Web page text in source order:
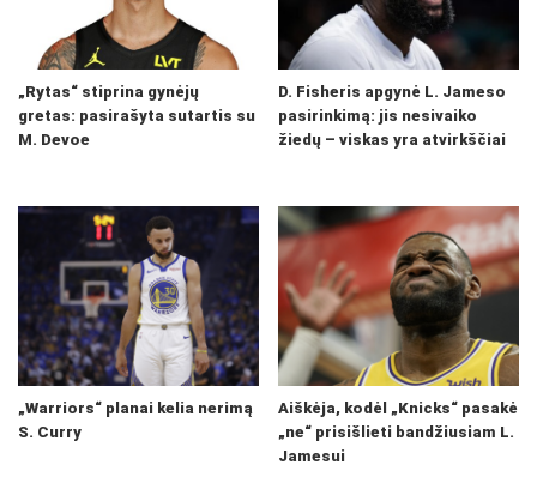
„Rytas“ stiprina gynėjų
gretas: pasirašyta sutartis su
M. Devoe
D. Fisheris apgynė L. Jameso
pasirinkimą: jis nesivaiko
žiedų – viskas yra atvirkščiai
„Warriors“ planai kelia nerimą
S. Curry
Aiškėja, kodėl „Knicks“ pasakė
„ne“ prisišlieti bandžiusiam L.
Jamesui